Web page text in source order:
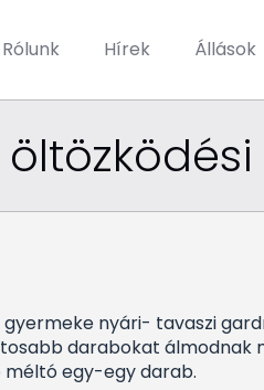
Rólunk Hírek Állások
nyári- tavaszi
darabokat álmodnak
méltó egy-egy darab.